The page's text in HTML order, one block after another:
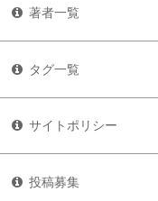
著者一覧
タグ一覧
サイトポリシー
投稿募集